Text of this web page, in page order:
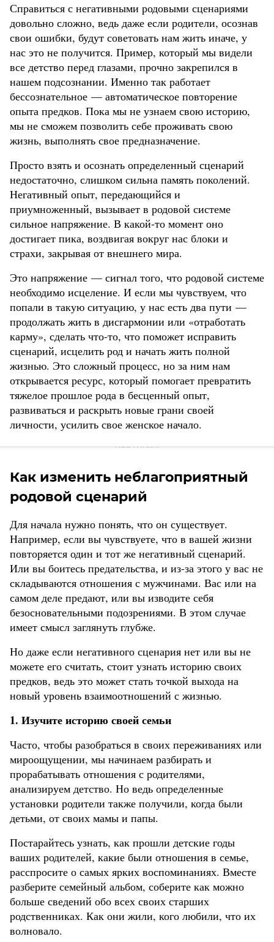
Справиться с негативными родовыми сценариями
довольно сложно, ведь даже если родители, осознав
свои ошибки, будут советовать нам жить иначе, у
нас это не получится. Пример, который мы видели
все детство перед глазами, прочно закрепился в
нашем подсознании. Именно так работает
бессознательное — автоматическое повторение
опыта предков. Пока мы не узнаем свою историю,
мы не сможем позволить себе проживать свою
жизнь, выполнять свое предназначение.
Просто взять и осознать определенный сценарий
недостаточно, слишком сильна память поколений.
Негативный опыт, передающийся и
приумноженный, вызывает в родовой системе
сильное напряжение. В какой-то момент оно
достигает пика, воздвигая вокруг нас блоки и
страхи, закрывая от внешнего мира.
Это напряжение — сигнал того, что родовой системе
необходимо исцеление. И если мы чувствуем, что
попали в такую ситуацию, у нас есть два пути —
продолжать жить в дисгармонии или «отработать
карму», сделать что-то, что поможет исправить
сценарий, исцелить род и начать жить полной
жизнью. Это сложный процесс, но за ним нам
открывается ресурс, который помогает превратить
тяжелое прошлое рода в бесценный опыт,
развиваться и раскрыть новые грани своей
личности, усилить свое женское начало.
Как изменить неблагоприятный
родовой сценарий
Для начала нужно понять, что он существует.
Например, если вы чувствуете, что в вашей жизни
повторяется один и тот же негативный сценарий.
Или вы боитесь предательства, и из-за этого у вас не
складываются отношения с мужчинами. Вас или на
самом деле предают, или вы изводите себя
безосновательными подозрениями. В этом случае
имеет смысл заглянуть глубже.
Но даже если негативного сценария нет или вы не
можете его считать, стоит узнать историю своих
предков, ведь это может стать точкой выхода на
новый уровень взаимоотношений с жизнью.
1. Изучите историю своей семьи
Часто, чтобы разобраться в своих переживаниях или
мироощущении, мы начинаем разбирать и
прорабатывать отношения с родителями,
анализируем детство. Но ведь определенные
установки родители также получили, когда были
детьми, от своих мамы и папы.
Постарайтесь узнать, как прошли детские годы
ваших родителей, какие были отношения в семье,
расспросите о самых ярких воспоминаниях. Вместе
разберите семейный альбом, соберите как можно
больше сведений обо всех своих старших
родственниках. Как они жили, кого любили, что их
волновало.